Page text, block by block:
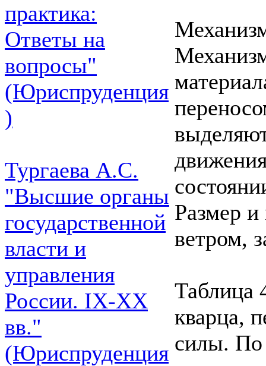
практика:
Ответы на
вопросы"
(Юриспруденция
)
Тургаева А.С.
"Высшие органы
государственной
власти и
управления
России. IХ-ХХ
вв."
(Юриспруденция
Размер
ветром,
Таблица
кварца,
силы. По